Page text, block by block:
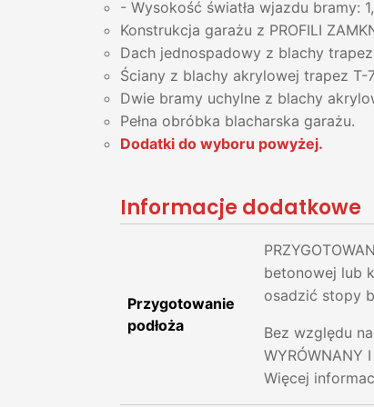
- Wysokość światła wjazdu bramy:
Konstrukcja garażu z PROFILI
Dach jednospadowy z blachy
Ściany z blachy akrylowej trapez
Dwie bramy uchylne z blachy
Pełna obróbka blacharska garażu.
Dodatki do wyboru powyżej.
Informacje dodatkowe
Przygotowanie
podłoża
betonowej lub
osadzić stopy
Bez względu
WYRÓWNANY
Więcej